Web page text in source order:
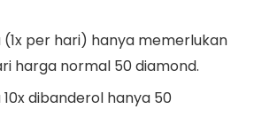
per hari) hanya memerlukan
harga normal 50 diamond.
dibanderol hanya 50